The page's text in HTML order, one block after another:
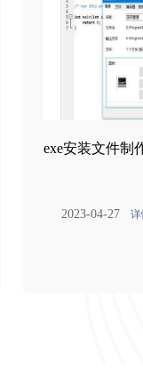
exe安装文件制
2023-04-27 详